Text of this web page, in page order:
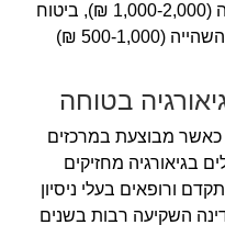
שיש להביא בחשבון הן כרטיסי טיסה (1,000-2,000 ₪), ביטוח
כאשר מבוצעת במרכזים
בגיאורגיה מחזיקים
ורופאים בעלי ניסיון
השקיעה רבות בשנים